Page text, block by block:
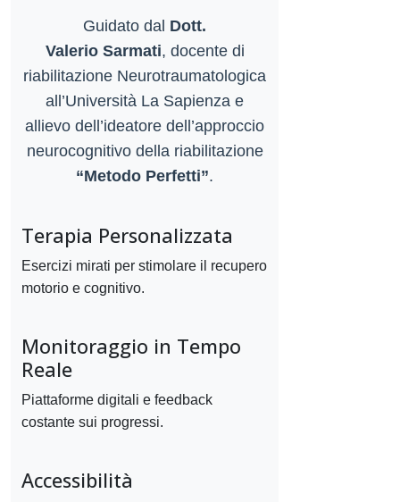
Guidato dal Dott.
Valerio Sarmati, docente di
riabilitazione Neurotraumatologica
all’Università La Sapienza e
allievo dell’ideatore dell’approccio
neurocognitivo della riabilitazione
“Metodo Perfetti”.
Terapia Personalizzata
Esercizi mirati per stimolare il recupero
motorio e cognitivo.
Monitoraggio in Tempo
Reale
Piattaforme digitali e feedback
costante sui progressi.
Accessibilità